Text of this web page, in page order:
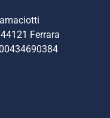
Ferrara